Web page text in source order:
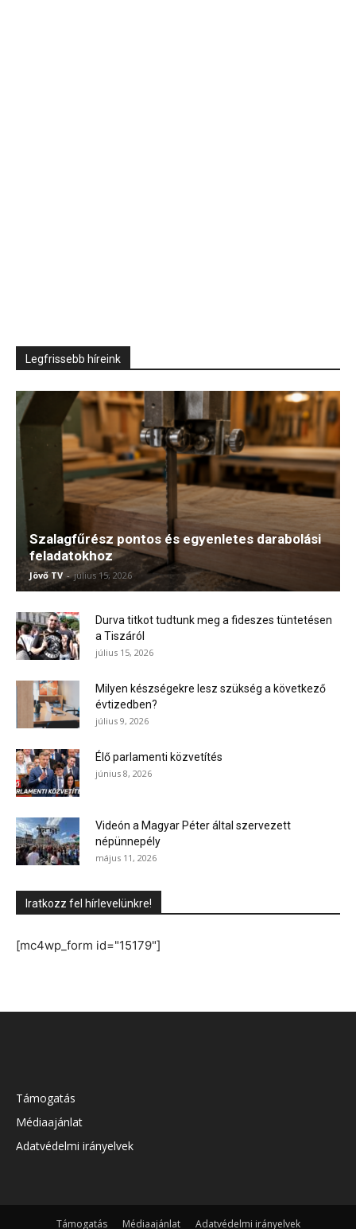
Legfrissebb híreink
Szalagfűrész pontos és egyenletes darabolási
feladatokhoz
Jövő TV - július 15, 2026
Durva titkot tudtunk meg a fideszes tüntetésen
a Tiszáról
július 15, 2026
Milyen készségekre lesz szükség a következő
évtizedben?
július 9, 2026
Élő parlamenti közvetítés
június 8, 2026
Videón a Magyar Péter által szervezett
népünnepély
május 11, 2026
Iratkozz fel hírlevelünkre!
[mc4wp_form id="15179"]
Támogatás
Médiaajánlat
Adatvédelmi irányelvek
Támogatás Médiaajánlat Adatvédelmi irányelvek